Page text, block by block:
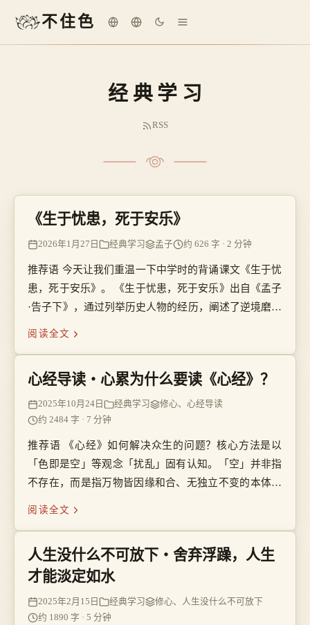
不住色
经典学习
RSS
《生于忧患，死于安乐》
2026年1月27日 经典学习 孟子 约 626 字 · 2 分钟
推荐语 今天让我们重温一下中学时的背诵课文《生于忧
患，死于安乐》。 《生于忧患，死于安乐》出自《孟子
·告子下》，通过列举历史人物的经历，阐述了逆境磨练
关于修身治国的重要论述。
阅读全文
心经导读・心累为什么要读《心经》？
2025年10月24日 经典学习
修心、心经导读
约 2484 字 · 7 分钟
推荐语 《心经》如何解决众生的问题？核心方法是以
「色即是空」等观念「扰乱」固有认知。「空」并非指
不存在，而是指万物皆因缘和合、无独立不变的本体。
阅读全文
人生没什么不可放下・舍弃浮躁，人生
才能淡定如水
2025年2月15日 经典学习
修心、人生没什么不可放下
约 1890 字 · 5 分钟